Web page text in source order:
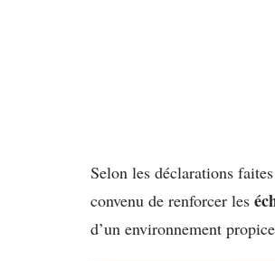
Selon les déclarations
convenu de renforcer les
d’un environnement